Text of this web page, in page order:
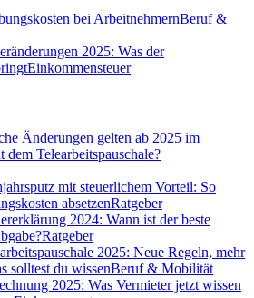
bei ArbeitnehmernBeruf &
2025: Was der
Einkommensteuer
Änderungen gelten ab 2025 im
dem Telearbeitspauschale?
mit steuerlichem Vorteil: So
absetzenRatgeber
2024: Wann ist der beste
Ratgeber
2025: Neue Regeln, mehr
solltest du wissenBeruf & Mobilität
2025: Was Vermieter jetzt wissen